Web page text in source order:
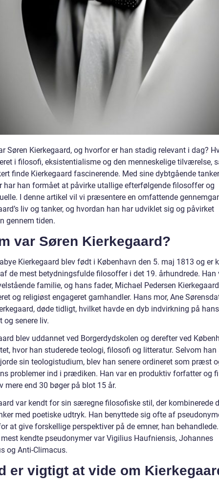
Søren Kierkegaard, og hvorfor er han stadig relevant i dag?
i filosofi, eksistentialisme og den menneskelige tilværelse,
finde Kierkegaard fascinerende. Med sine dybtgående
har han formået at påvirke utallige efterfølgende filosoffer og
I denne artikel vil vi præsentere en omfattende
liv og tanker, og hvordan han har udviklet sig og påvirket
gennem tiden.
var Søren Kierkegaard?
Kierkegaard blev født i København den 5. maj 1813 og er
de mest betydningsfulde filosoffer i det 19. århundrede. Han
familie, og hans fader, Michael Pedersen
og religiøst engageret garnhandler. Hans mor, Ane
døde tidligt, hvilket havde en dyb indvirkning på hans
senere liv.
blev uddannet ved Borgerdydskolen og derefter ved
hvor han studerede teologi, filosofi og litteratur. Selvom han
sin teologistudium, blev han senere ordineret som præst
problemer ind i prædiken. Han var en produktiv forfatter og
mere end 30 bøger på blot 15 år.
var kendt for sin særegne filosofiske stil, der kombinerede
med poetiske udtryk. Han benyttede sig ofte af
at give forskellige perspektiver på de emner, han
kendte pseudonymer var Vigilius Haufniensis, Johannes
og Anti-Climacus.
er vigtigt at vide om